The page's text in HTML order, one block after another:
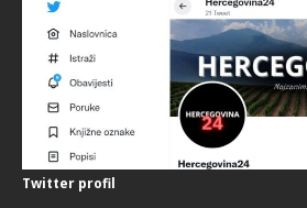
PRATITE NAS NA TWITTERU